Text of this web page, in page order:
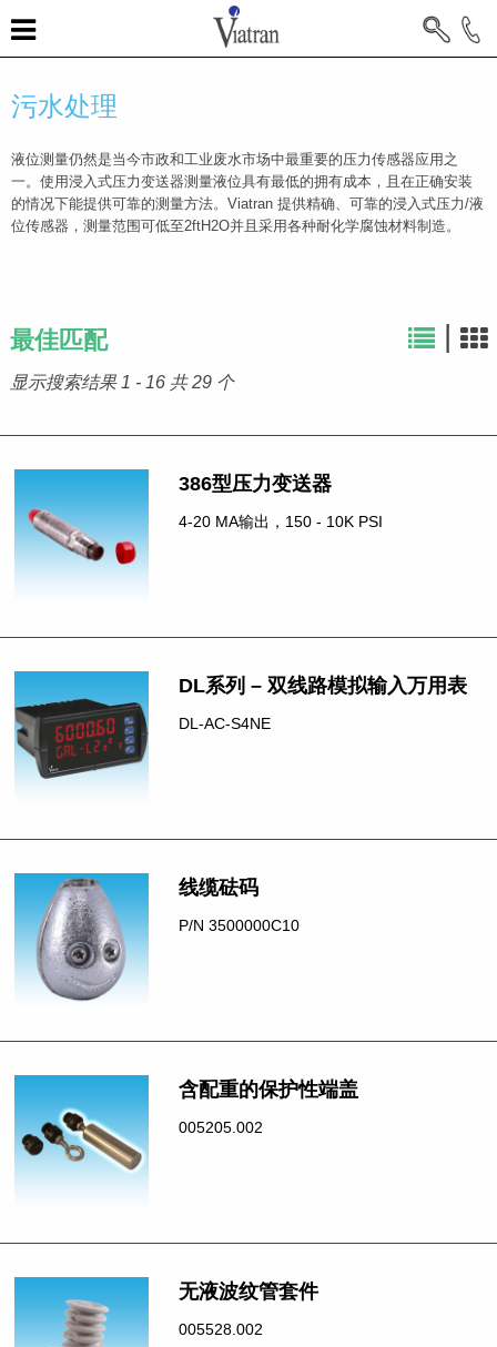
污水处理
液位测量仍然是当今市政和工业废水市场中最重要的压力传感器应用之
一。使用浸入式压力变送器测量液位具有最低的拥有成本，且在正确安装
的情况下能提供可靠的测量方法。Viatran 提供精确、可靠的浸入式压力/液
位传感器，测量范围可低至2ftH2O并且采用各种耐化学腐蚀材料制造。
最佳匹配
显示搜索结果 1 - 16 共 29 个
|
386型压力变送器
4-20 MA输出，150 - 10K PSI
DL系列 – 双线路模拟输入万用表
DL-AC-S4NE
线缆砝码
P/N 3500000C10
含配重的保护性端盖
005205.002
无液波纹管套件
005528.002